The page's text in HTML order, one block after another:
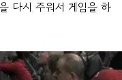
다시 주워서 게임을 하